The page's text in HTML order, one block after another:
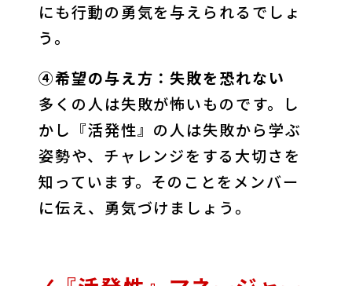
にも行動の勇気を与えられるでしょ
う。
④希望の与え方：失敗を恐れない
多くの人は失敗が怖いものです。し
かし『活発性』の人は失敗から学ぶ
姿勢や、チャレンジをする大切さを
知っています。そのことをメンバー
に伝え、勇気づけましょう。